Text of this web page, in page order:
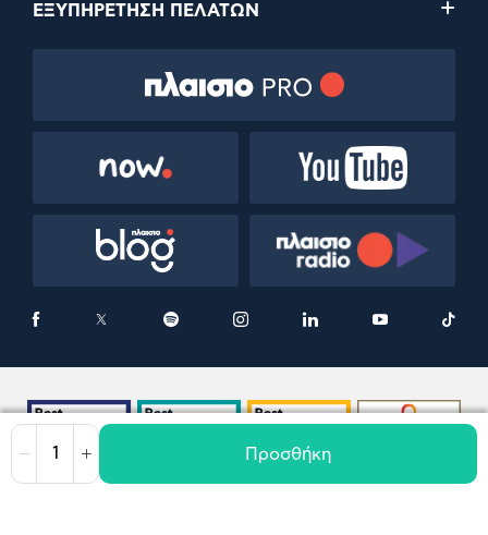
Μείωση Αύξηση Προσθήκη
ΕΞΥΠΗΡΕΤΗΣΗ ΠΕΛΑΤΩΝ